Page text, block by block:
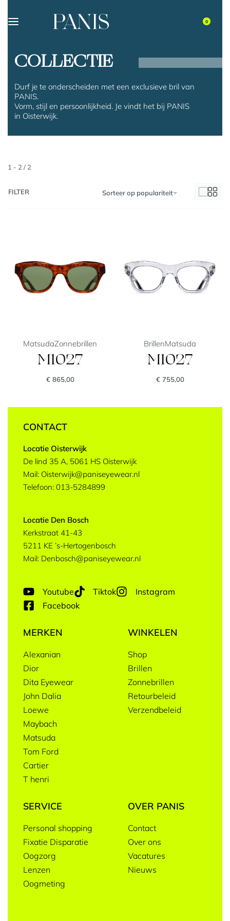
0
COLLECTIE
Durf je te onderscheiden met een exclusieve bril van
PANIS.
Vorm, stijl en persoonlijkheid. Je vindt het bij PANIS
in Oisterwijk.
1 - 2 / 2
Sorteer op populariteit
FILTER
MatsudaZonnebrillen
M1027
€865,00
BrillenMatsuda
M1027
€755,00
CONTACT
Locatie Oisterwijk
De lind 35 A, 5061 HS Oisterwijk
Mail: Oisterwijk@paniseyewear.nl
Telefoon: 013-5284899
Locatie Den Bosch
Kerkstraat 41-43
5211 KE ’s-Hertogenbosch
Mail: Denbosch@paniseyewear.nl
Youtube Tiktok
Instagram
Facebook
MERKEN
Alexanian
Dior
Dita Eyewear
John Dalia
Loewe
Maybach
Matsuda
Tom Ford
Cartier
T henri
WINKELEN
Shop
Brillen
Zonnebrillen
Retourbeleid
Verzendbeleid
SERVICE
Personal shopping
Fixatie Disparatie
Oogzorg
Lenzen
Oogmeting
OVER PANIS
Contact
Over ons
Vacatures
Nieuws